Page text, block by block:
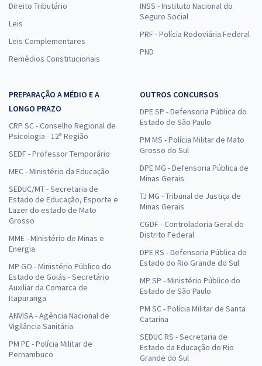
Direito Tributário
Leis
Leis Complementares
Remédios Constitucionais
INSS - Instituto Nacional do
Seguro Social
PRF - Polícia Rodoviária Federal
PND
PREPARAÇÃO A MÉDIO E A
LONGO PRAZO
CRP SC - Conselho Regional de
Psicologia - 12ª Região
SEDF - Professor Temporário
MEC - Ministério da Educação
SEDUC/MT - Secretaria de
Estado de Educação, Esporte e
Lazer do estado de Mato
Grosso
MME - Ministério de Minas e
Energia
MP GO - Ministério Público do
Estado de Goiás - Secretário
Auxiliar da Comarca de
Itapuranga
ANVISA - Agência Nacional de
Vigilância Sanitária
PM PE - Polícia Militar de
Pernambuco
OUTROS CONCURSOS
DPE SP - Defensoria Pública do
Estado de São Paulo
PM MS - Polícia Militar de Mato
Grosso do Sul
DPE MG - Defensoria Pública de
Minas Gerais
TJ MG - Tribunal de Justiça de
Minas Gerais
CGDF - Controladoria Geral do
Distrito Federal
DPE RS - Defensoria Pública do
Estado do Rio Grande do Sul
MP SP - Ministério Público do
Estado de São Paulo
PM SC - Polícia Militar de Santa
Catarina
SEDUC RS - Secretaria de
Estado da Educação do Rio
Grande do Sul